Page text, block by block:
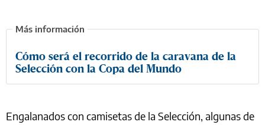
Cómo será el recorrido de la caravana de la
Selección con la Copa del Mundo
Engalanados con camisetas de la Selección, algunas de